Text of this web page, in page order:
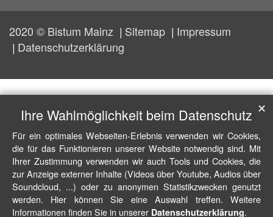
2020 © Bistum Mainz Sitemap
Impressum
Datenschutzerklärung
Ihre Wahlmöglichkeit beim Datenschutz
Für ein optimales Webseiten-Erlebnis verwenden wir Cookies,
die für das Funktionieren unserer Website notwendig sind. Mit
Ihrer Zustimmung verwenden wir auch Tools und Cookies, die
zur Anzeige externer Inhalte (Videos über Youtube, Audios über
Soundcloud, ...) oder zu anonymen Statistikzwecken genutzt
werden. Hier können Sie eine Auswahl treffen. Weitere
Informationen finden Sie in unserer Datenschutzerklärung.
✕